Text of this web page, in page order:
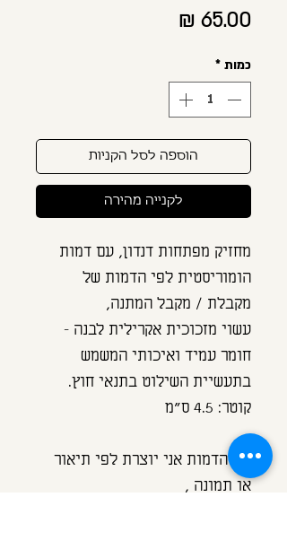
כמות *
הוספה לסל הקניות
לקנייה מהירה
מחזיק מפתחות דנדון, עם דמות
הומוריסטית לפי הדמות של
מקבלת / מקבל המתנה,
עשוי מזכוכית אקרילית לבנה -
חומר עמיד ואיכותי המשמש
בתעשיית השילוט בתנאי חוץ.
קוטר: 4.5 ס"מ
את הדמות אני יוצרת לפי תיאור
או תמונה ,